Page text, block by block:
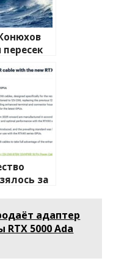
на
лодке
за
12V-2×6адаптер
5000 Ada